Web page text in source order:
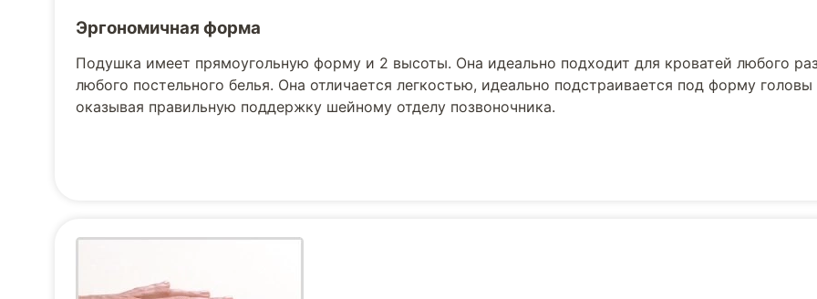
Эргономичная форма
Подушка имеет прямоугольную форму и 2 высоты. Она идеально подходит для кроватей любого
любого постельного белья. Она отличается легкостью, идеально подстраивается под форму
оказывая правильную поддержку шейному отделу позвоночника.